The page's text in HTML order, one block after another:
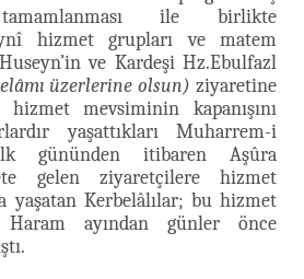
ile birlikte
hizmet grupları ve matem
ve Kardeşi Hz.Ebulfazl
üzerlerine olsun) ziyaretine
mevsiminin kapanışını
yaşattıkları Muharrem-i
gününden itibaren Aşûra
gelen ziyaretçilere hizmet
yaşatan Kerbelâlılar; bu hizmet
ayından günler önce